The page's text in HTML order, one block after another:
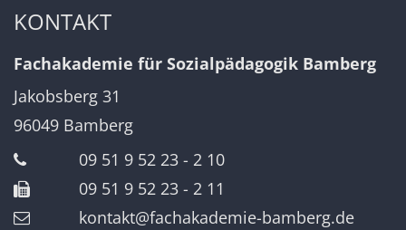
KONTAKT
Fachakademie für Sozialpädagogik Bamberg
Jakobsberg 31
96049 Bamberg
09 51 9 52 23 - 2 10
09 51 9 52 23 - 2 11
kontakt@fachakademie-bamberg.de